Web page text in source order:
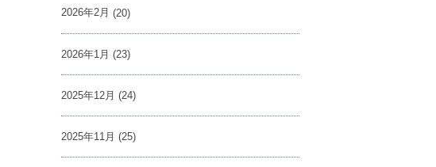
2026年2月 (20)
2026年1月 (23)
2025年12月 (24)
2025年11月 (25)